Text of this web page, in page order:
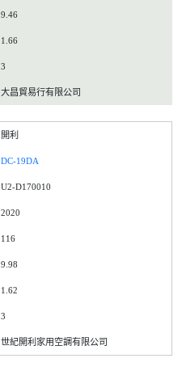
9.46
1.66
3
大昌貿易行有限公司
開利
DC-19DA
U2-D170010
2020
116
9.98
1.62
3
世紀開利家用空調有限公司